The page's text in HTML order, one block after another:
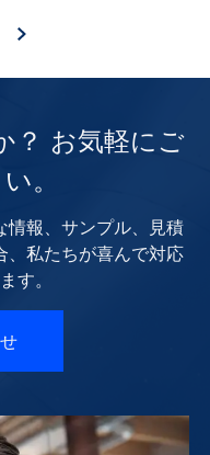
？ お気軽にご
。
情報、サンプル、見積
、私たちが喜んで対応
す。